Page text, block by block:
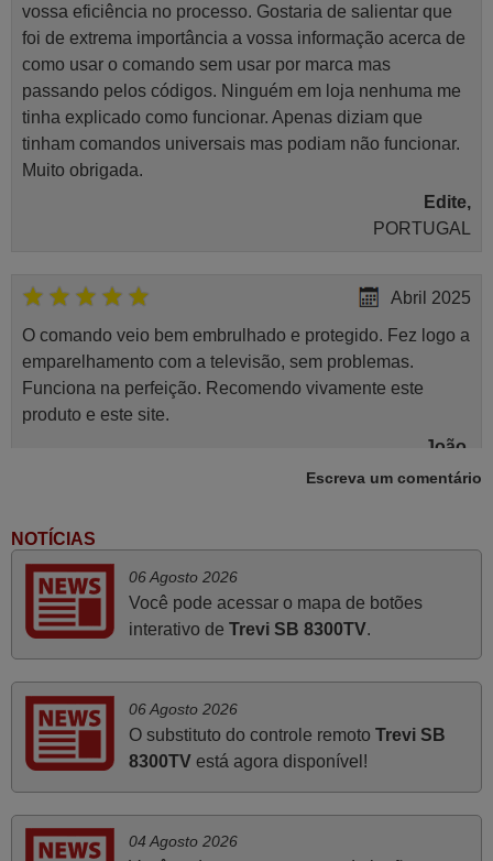
vossa eficiência no processo. Gostaria de salientar que
foi de extrema importância a vossa informação acerca de
como usar o comando sem usar por marca mas
passando pelos códigos. Ninguém em loja nenhuma me
tinha explicado como funcionar. Apenas diziam que
tinham comandos universais mas podiam não funcionar.
Muito obrigada.
Edite,
PORTUGAL
Abril 2025
O comando veio bem embrulhado e protegido. Fez logo a
emparelhamento com a televisão, sem problemas.
Funciona na perfeição. Recomendo vivamente este
produto e este site.
João,
PORTUGAL
Muito atenciosos. Funciona na perfeição. Obrigado
Manuela,
Boa noite. Dando correspondência ao solicitado no corpo
do vosso email supra sobre a minha opinião, quero
deixar aqui o meu testemunho sobre a experiência que
tive com a vossa Empresa durante a minha encomenda
supra: Acolhimento da encomenda, informação ao
Escreva um comentário
NOTÍCIAS
06 Agosto 2026
Você pode acessar o mapa de botões
interativo de Trevi SB 8300TV.
06 Agosto 2026
O substituto do controle remoto Trevi SB
8300TVestá agora disponível!
04 Agosto 2026